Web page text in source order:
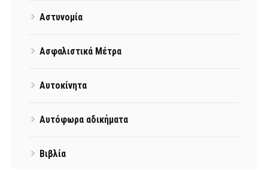
Αστυνομία
Ασφαλιστικά Μέτρα
Αυτοκίνητα
Αυτόφωρα αδικήματα
Βιβλία